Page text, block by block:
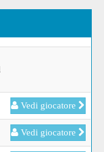
Vedi giocatore
Vedi giocatore